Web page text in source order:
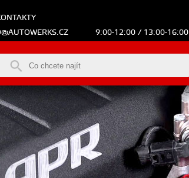
9:00-12:00 / 13:00-16:00